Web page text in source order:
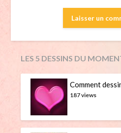
LES 5 DESSINS DU
Comment
187 views